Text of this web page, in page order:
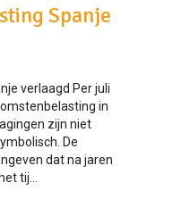
Spanje
verlaagd Per juli
in
zijn niet
De
dat na jaren
tij...